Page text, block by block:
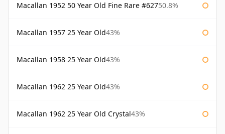
Macallan 1952 50 Year Old Fine Rare #62750.8%
Macallan 1957 25 Year Old43%
Macallan 1958 25 Year Old43%
Macallan 1962 25 Year Old43%
Macallan 1962 25 Year Old Crystal43%